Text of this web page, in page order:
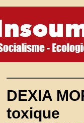
DEXIA
toxique